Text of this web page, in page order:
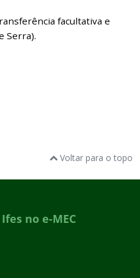
facultativa e
Serra).
Voltar para o topo
no e-MEC